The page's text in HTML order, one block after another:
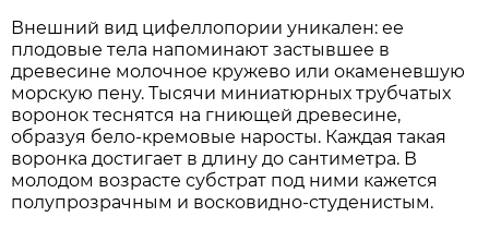
Внешний вид цифеллопории уникален: ее
плодовые тела напоминают застывшее в
древесине молочное кружево или окаменевшую
морскую пену. Тысячи миниатюрных трубчатых
воронок теснятся на гниющей древесине,
образуя бело-кремовые наросты. Каждая такая
воронка достигает в длину до сантиметра. В
молодом возрасте субстрат под ними кажется
полупрозрачным и восковидно-студенистым.